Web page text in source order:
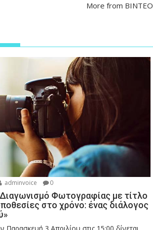
More from ΒΙΝΤΕΟ
adminvoice 0
Φωτογραφίας με τίτλο
στο χρόνο: ένας διάλογος